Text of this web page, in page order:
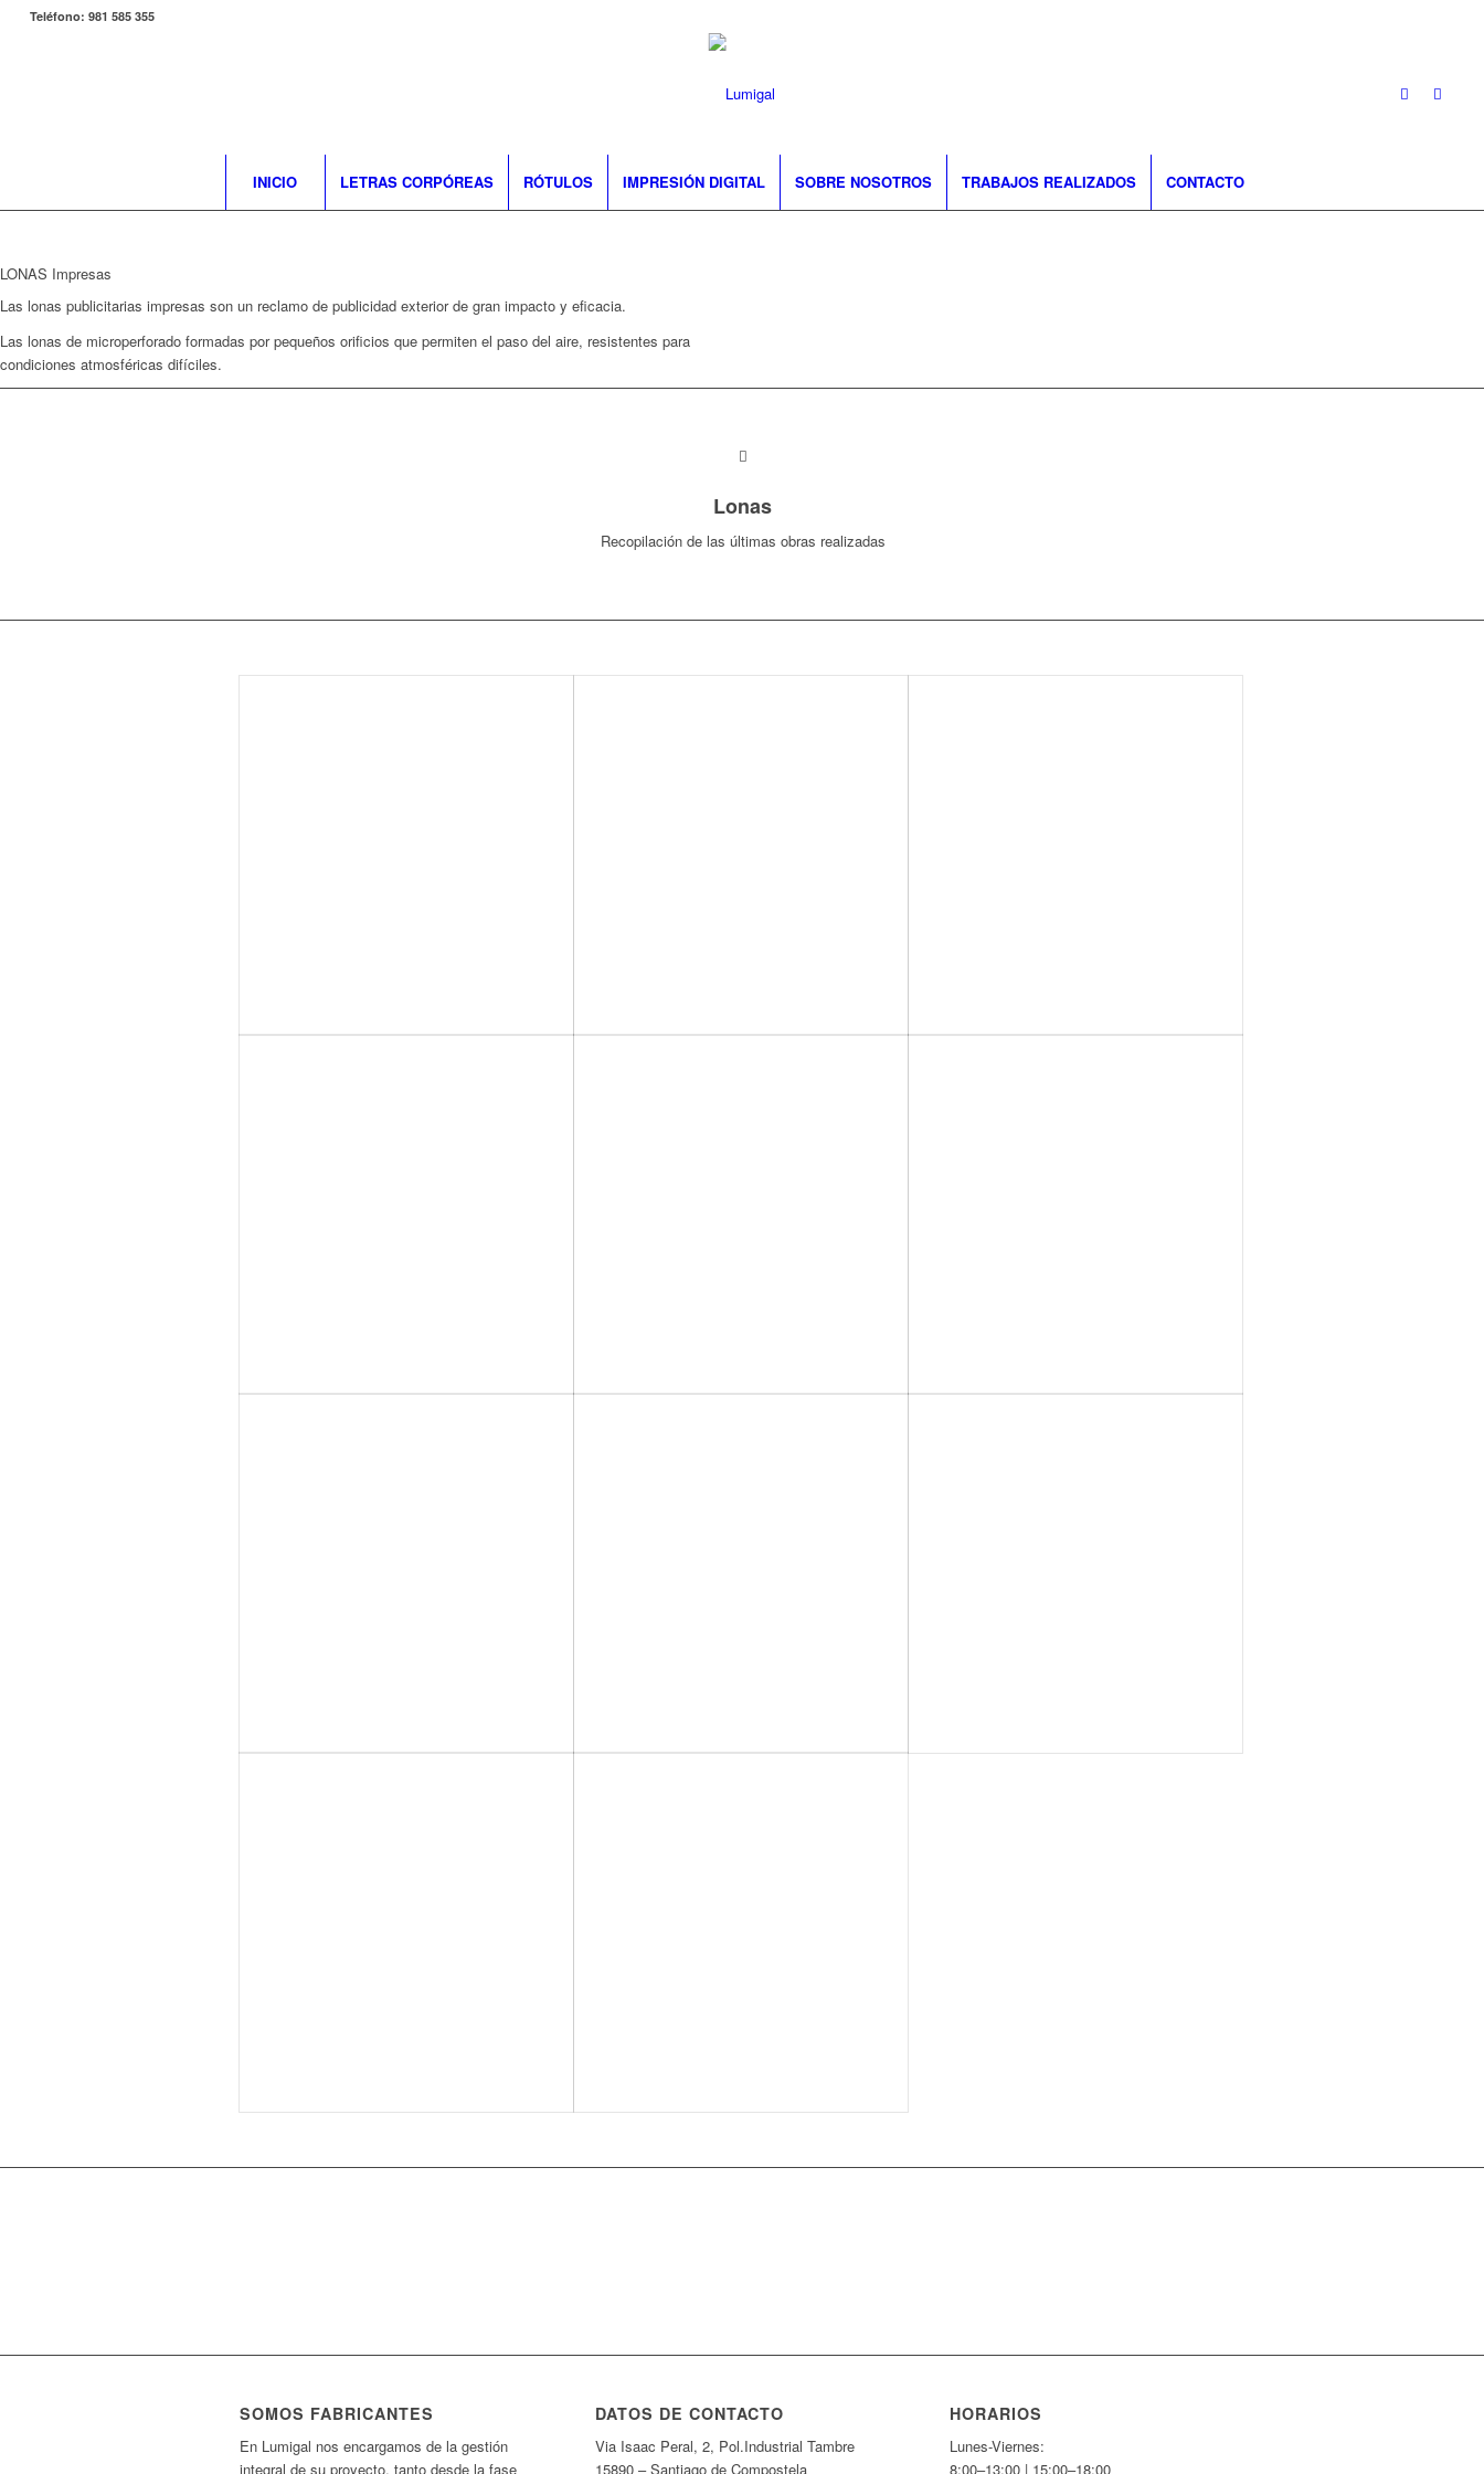
Teléfono: 981 585 355
INICIO LETRAS CORPÓREAS RÓTULOS IMPRESIÓN DIGITAL SOBRE NOSOTROS TRABAJOS REALIZADOS CONTACTO
LONAS Impresas
Las lonas publicitarias impresas son un reclamo de publicidad exterior de gran impacto y eficacia.
Las lonas de microperforado formadas por pequeños orificios que permiten el paso del aire, resistentes para
condiciones atmosféricas difíciles.
Lonas
Recopilación de las últimas obras realizadas
SOMOS FABRICANTES
En Lumigal nos encargamos de la gestión
integral de su proyecto, tanto desde la fase
DATOS DE CONTACTO
Via Isaac Peral, 2, Pol.Industrial Tambre
15890 – Santiago de Compostela
HORARIOS
Lunes-Viernes:
8:00–13:00 | 15:00–18:00